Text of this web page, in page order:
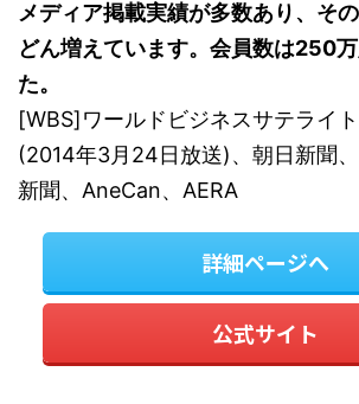
メディア掲載実績が多数あり、そ
どん増えています。会員数は250
た。
[WBS]ワールドビジネスサテライ
(2014年3月24日放送)、朝日新聞
新聞、AneCan、AERA
詳細ページへ
公式サイト